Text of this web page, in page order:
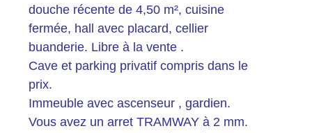
la
copropriété
douche récente de 4,50 m², cuisine
fermée, hall avec placard, cellier
buanderie. Libre à la vente .
Cave et parking privatif compris dans le
prix.
Immeuble avec ascenseur , gardien.
Vous avez un arret TRAMWAY à 2 mm.